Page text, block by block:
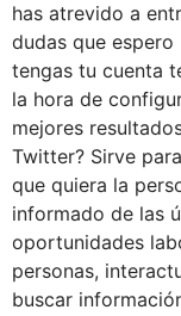
has atrevido a
dudas que
tengas tu cuenta
la hora de
mejores
Twitter? Sirve
que quiera la
informado de las
oportunidades
personas,
buscar